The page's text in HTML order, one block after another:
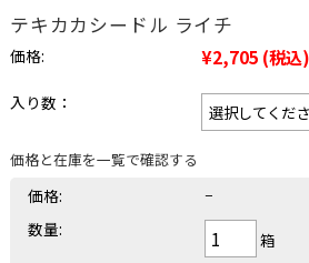
テキカカシードル ライチ
価格: ¥2,705 (税込)
入り数：
価格と在庫を一覧で確認する
価格: −
数量: 箱